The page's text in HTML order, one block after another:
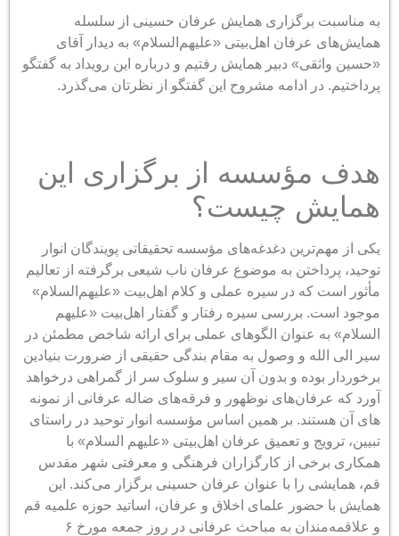
به مناسبت برگزاری همایش عرفان حسینی از سلسله
همایش‌های عرفان اهل‌بیتی «علیهم‌السلام» به دیدار آقای
«حسین واثقی» دبیر همایش رفتیم و درباره این رویداد به گفتگو
پرداختیم. در ادامه مشروح این گفتگو از نظرتان می‌گذرد.
هدف مؤسسه از برگزاری این
همایش چیست؟
یکی از مهم‌ترین دغدغه‌های مؤسسه تحقیقاتی پویندگان انوار
توحید، پرداختن به موضوع عرفان ناب شیعی برگرفته از تعالیم
مأثور است که در سیره عملی و کلام اهل‌بیت «علیهم‌السلام»
موجود است. بررسی سیره رفتار و گفتار اهل‌بیت «علیهم
السلام» به عنوان الگوهای عملی برای ارائه شاخص مطمئن در
سیر الی الله و وصول به مقام بندگی حقیقی از ضرورت بنیادین
برخوردار بوده و بدون آن سیر و سلوک سر از گمراهی درخواهد
آورد که عرفان‌های نوظهور و فرقه‌های ضاله عرفانی از نمونه
های آن هستند. بر همین اساس مؤسسه انوار توحید در راستای
تبیین، ترویج و تعمیق عرفان اهل‌بیتی «علیهم السلام» با
همکاری برخی از کارگزاران فرهنگی و معرفتی شهر مقدس
قم، همایشی را با عنوان عرفان حسینی برگزار می‌کند. این
همایش با حضور علمای اخلاق و عرفان، اساتید حوزه علمیه قم
و علاقمه‌مندان به مباحث عرفانی در روز جمعه مورخ ۶